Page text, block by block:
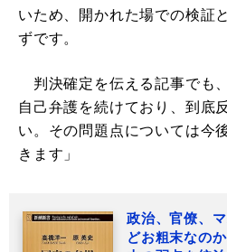
いため、開かれた場での検証
ずです。
判決確定を伝える記事でも
自己弁護を続けており、到底
い。その問題点については今
きます」
政治、官僚、
どお粗末なの